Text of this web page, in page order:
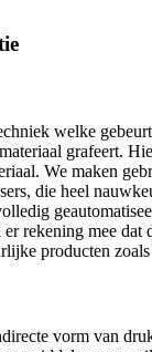
welke
grafeert.
We maken
die heel
rekening mee dat
producten
vorm van